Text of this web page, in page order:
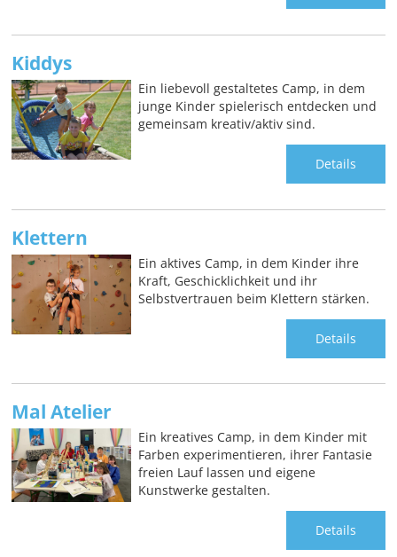
Kiddys
Ein liebevoll gestaltetes Camp, in dem
junge Kinder spielerisch entdecken und
gemeinsam kreativ/aktiv sind.
Details
Klettern
Ein aktives Camp, in dem Kinder ihre
Kraft, Geschicklichkeit und ihr
Selbstvertrauen beim Klettern stärken.
Details
Mal Atelier
Ein kreatives Camp, in dem Kinder mit
Farben experimentieren, ihrer Fantasie
freien Lauf lassen und eigene
Kunstwerke gestalten.
Details